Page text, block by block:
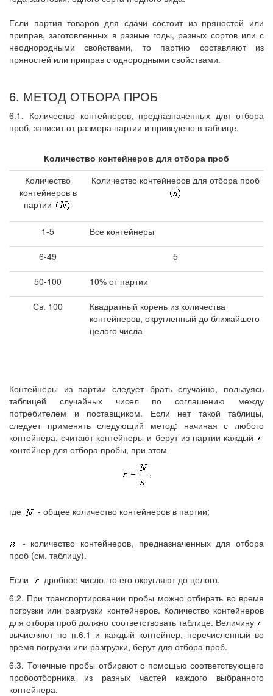
Если партия товаров для сдачи состоит из пряностей или
приправ, заготовленных в разные годы, разных сортов или с
неоднородными свойствами, то партию составляют из
пряностей или приправ с однородными свойствами.
6. МЕТОД ОТБОРА ПРОБ
6.1. Количество контейнеров, предназначенных для отбора
проб, зависит от размера партии и приведено в таблице.
Количество контейнеров для отбора проб
Количество
контейнеров в
партии
Количество контейнеров для отбора проб
1-5 Все контейнеры
6-49 5
50-100 10% от партии
Св. 100
Квадратный корень из количества
контейнеров, округленный до ближайшего
целого числа
Контейнеры из партии следует брать случайно, пользуясь
таблицей случайных чисел по соглашению между
потребителем и поставщиком. Если нет такой таблицы,
следует применять следующий метод: начиная с любого
контейнера, считают контейнеры и берут из партии каждый
контейнер для отбора пробы, при этом
,
где - общее количество контейнеров в партии;
- количество контейнеров, предназначенных для отбора
проб (см. таблицу).
Если
дробное число, то его округляют до целого.
6.2. При транспортировании пробы можно отбирать во время
погрузки или разгрузки контейнеров. Количество контейнеров
для отбора проб должно соответствовать таблице. Величину
вычисляют по п.6.1 и каждый контейнер, перечисленный во
время погрузки или разгрузки, берут для отбора проб.
6.3. Точечные пробы отбирают с помощью соответствующего
пробоотборника из разных частей каждого выбранного
контейнера.